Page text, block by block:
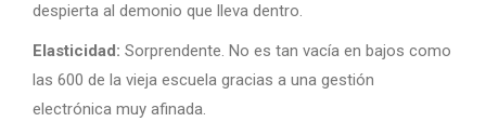
despierta al demonio que lleva dentro.
Elasticidad: Sorprendente. No es tan vacía en bajos como
las 600 de la vieja escuela gracias a una gestión
electrónica muy afinada.